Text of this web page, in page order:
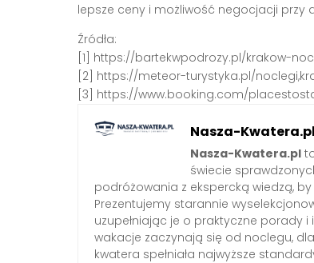
lepsze ceny i możliwość negocjacji przy
Źródła:
[1] https://bartekwpodrozy.pl/krakow-
[2] https://meteor-turystyka.pl/
[3] https://www.booking.com/
Nasza-Kwatera.pl
Nasza-Kwatera.pl
świecie
podróżowania z ekspercką wiedzą,
Prezentujemy starannie
uzupełniając je o praktyczne porady
wakacje zaczynają się od noclegu,
kwatera spełniała najwyższe